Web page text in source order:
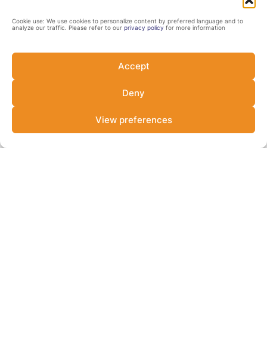
Cookie use: We use cookies to personalize content by preferred language and to
analyze our traffic. Please refer to our privacy policy for more information
Accept
Deny
View preferences
Energia e Estratégia Industrial do Reino Unido. O Climate Policy
Initiative faz o gerenciamento.
Contato
Júlio Lubianco
Share this idea